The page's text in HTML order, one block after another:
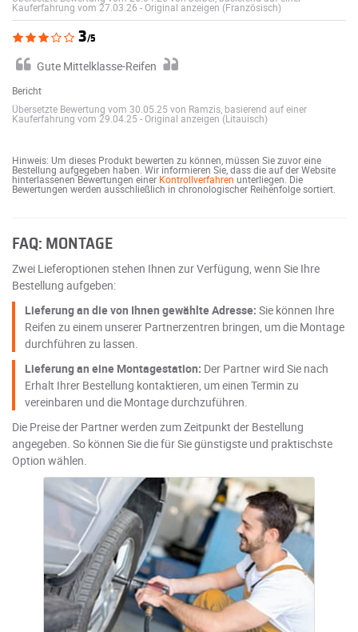
Kauferfahrung vom 27.03.26 -Original anzeigen (Französisch)
3/5
Gute Mittelklasse-Reifen
Bericht
Übersetzte Bewertung vom 30.05.25 von Ramzis, basierend auf einer
Kauferfahrung vom 29.04.25 -Original anzeigen (Litauisch)
Hinweis: Um dieses Produkt bewerten zu können, müssen Sie zuvor eine
Bestellung aufgegeben haben. Wir informieren Sie, dass die auf der Website
hinterlassenen Bewertungen einer Kontrollverfahren unterliegen. Die
Bewertungen werden ausschließlich in chronologischer Reihenfolge sortiert.
FAQ: MONTAGE
Zwei Lieferoptionen stehen Ihnen zur Verfügung, wenn Sie Ihre
Bestellung aufgeben:
Lieferung an die von Ihnen gewählte Adresse: Sie können Ihre
Reifen zu einem unserer Partnerzentren bringen, um die Montage
durchführen zu lassen.
Lieferung an eine Montagestation: Der Partner wird Sie nach
Erhalt Ihrer Bestellung kontaktieren, um einen Termin zu
vereinbaren und die Montage durchzuführen.
Die Preise der Partner werden zum Zeitpunkt der Bestellung
angegeben. So können Sie die für Sie günstigste und praktischste
Option wählen.